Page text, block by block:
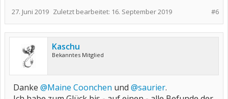
#6
27. Juni 2019 Zuletzt bearbeitet: 16. September 2019
Kaschu
Bekanntes Mitglied
Danke @Maine Coonchen und @saurier.